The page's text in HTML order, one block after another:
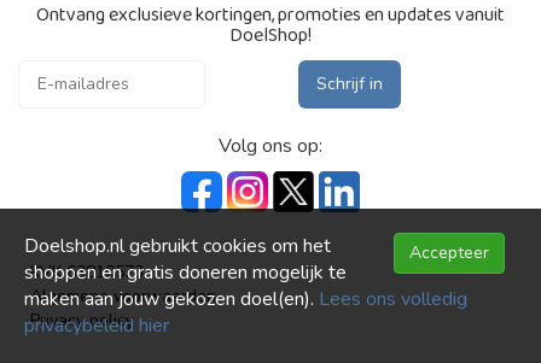
Ontvang exclusieve kortingen, promoties en updates vanuit
DoelShop!
Schrijf in
Volg ons op:
KVK 63810573
Algemene voorwaarden
Privacy policy
Accepteer
Doelshop.nl gebruikt cookies om het
shoppen en gratis doneren mogelijk te
maken aan jouw gekozen doel(en). Lees ons volledig
privacybeleid hier